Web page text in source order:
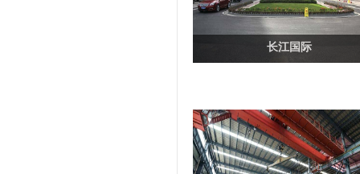
长江国际